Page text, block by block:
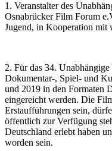
1. Veranstalter des
Osnabrücker Film Forum
Jugend, in Kooperation mit
2. Für das 34.
Dokumentar-, Spiel- und
und 2019 in den Formaten
eingereicht werden. Die
Erstaufführungen sein,
öffentlich zur Verfügung
Deutschland erlebt haben
worden sein.